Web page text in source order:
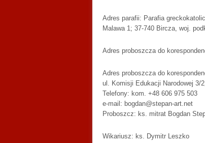
Adres parafii: Parafia
Malawa 1; 37-740 Bircza, woj.
Adres proboszcza do
Adres proboszcza do
ul. Komisji Edukacji Narodowej 3/
Telefony: kom. +48 606 975 503
e-mail: bogdan@stepan-art.net
Proboszcz: ks. mitrat Bogdan
Wikariusz: ks. Dymitr Leszko